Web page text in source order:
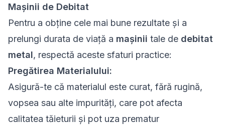
Mașinii de Debitat
Pentru a obține cele mai bune rezultate și a
prelungi durata de viață a mașinii tale de debitat
metal, respectă aceste sfaturi practice:
Pregătirea Materialului:
Asigură-te că materialul este curat, fără rugină,
vopsea sau alte impurități, care pot afecta
calitatea tăieturii și pot uza prematur